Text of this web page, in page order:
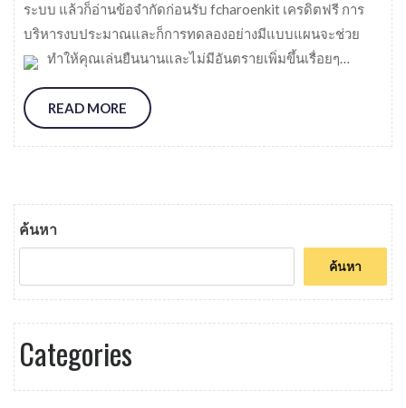
ระบบ แล้วก็อ่านข้อจำกัดก่อนรับ fcharoenkit เครดิตฟรี การ
บริหารงบประมาณและก็การทดลองอย่างมีแบบแผนจะช่วย
ทำให้คุณเล่นยืนนานและไม่มีอันตรายเพิ่มขึ้นเรื่อยๆ…
READ MORE
ค้นหา
ค้นหา
Categories